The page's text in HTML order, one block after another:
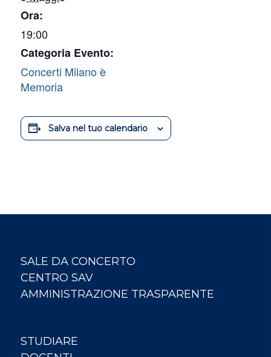
Ora:
19:00
Categoria Evento:
Concerti Milano è
Memoria
Salva nel tuo calendario
SALE DA CONCERTO
CENTRO SAV
AMMINISTRAZIONE TRASPARENTE
STUDIARE